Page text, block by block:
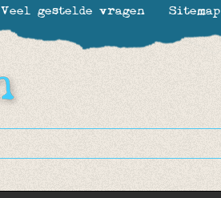
Veel gestelde vragen Sitemap